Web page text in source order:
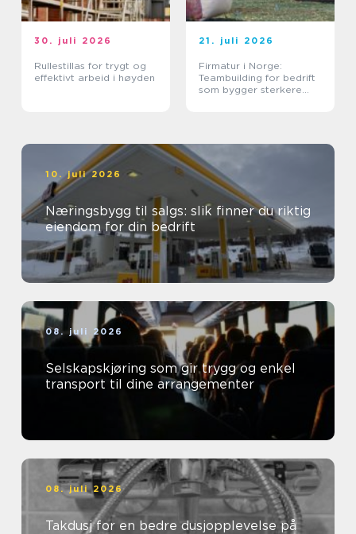
30. juli 2026
Rullestillas for trygt og
effektivt arbeid i høyden
21. juli 2026
Firmatur i Norge:
Teambuilding for bedrift
som bygger sterkere
10. juli 2026
Næringsbygg til salgs: slik finner du riktig
eiendom for din bedrift
08. juli 2026
Selskapskjøring som gir trygg og enkel
transport til dine arrangementer
08. juli 2026
Takdusj for en bedre dusjopplevelse på